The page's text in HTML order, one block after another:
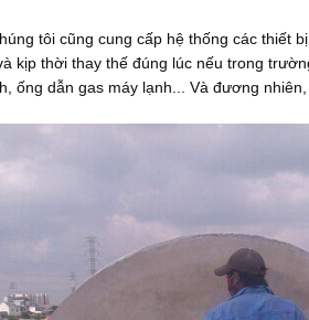
tôi cũng cung cấp hệ thống các thiết
kịp thời thay thế đúng lúc nếu trong
ống dẫn gas máy lạnh... Và đương